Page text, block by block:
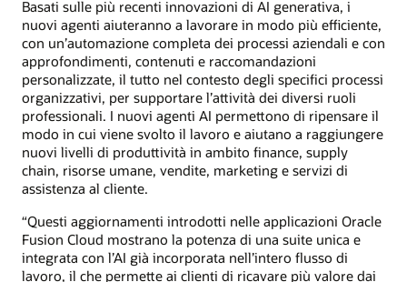
Basati sulle più recenti innovazioni di AI generativa, i
nuovi agenti aiuteranno a lavorare in modo più efficiente,
con un’automazione completa dei processi aziendali e con
approfondimenti, contenuti e raccomandazioni
personalizzate, il tutto nel contesto degli specifici processi
organizzativi, per supportare l’attività dei diversi ruoli
professionali. I nuovi agenti AI permettono di ripensare il
modo in cui viene svolto il lavoro e aiutano a raggiungere
nuovi livelli di produttività in ambito finance, supply
chain, risorse umane, vendite, marketing e servizi di
assistenza al cliente.
“Questi aggiornamenti introdotti nelle applicazioni Oracle
Fusion Cloud mostrano la potenza di una suite unica e
integrata con l’AI già incorporata nell’intero flusso di
lavoro, il che permette ai clienti di ricavare più valore dai